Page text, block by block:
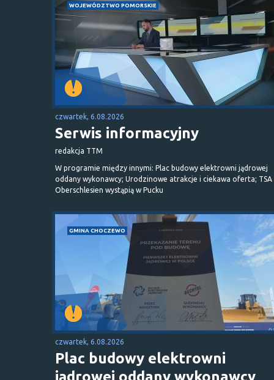
WOJEWÓDZTWO POMORSKIE
czwartek, 6.08.2026
Serwis informacyjny
redakcja TTM
W programie między innymi: Plac budowy elektrowni jądrowej
oddany wykonawcy; Urodzinowe atrakcje i ciekawa oferta; TSA
Oberschlesien wystąpią w Pucku
GMINA CHOCZEWO
czwartek, 6.08.2026
Plac budowy elektrowni
jądrowej oddany wykonawcy